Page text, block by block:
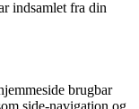
indsamlet fra din
brugbar
side-navigation og